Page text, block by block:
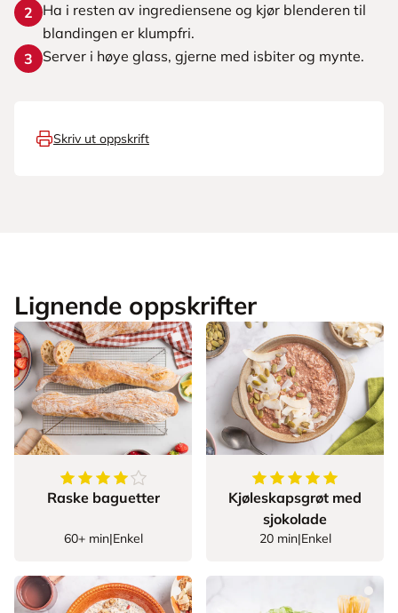
2
Ha i resten av ingrediensene og kjør blenderen til
blandingen er klumpfri.
3
Server i høye glass, gjerne med isbiter og mynte.
Skriv ut oppskrift
Lignende oppskrifter
4.5av5 stjerner
Raske baguetter
60+ min|Enkel
5av5stjerner
Kjøleskapsgrøt med
sjokolade
20 min|Enkel